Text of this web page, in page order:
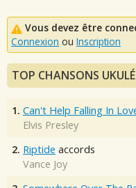
Vous devez être
Connexion ou Inscription
TOP CHANSONS
1. Can't Help Falling In
Elvis Presley
2. Riptide accords
Vance Joy